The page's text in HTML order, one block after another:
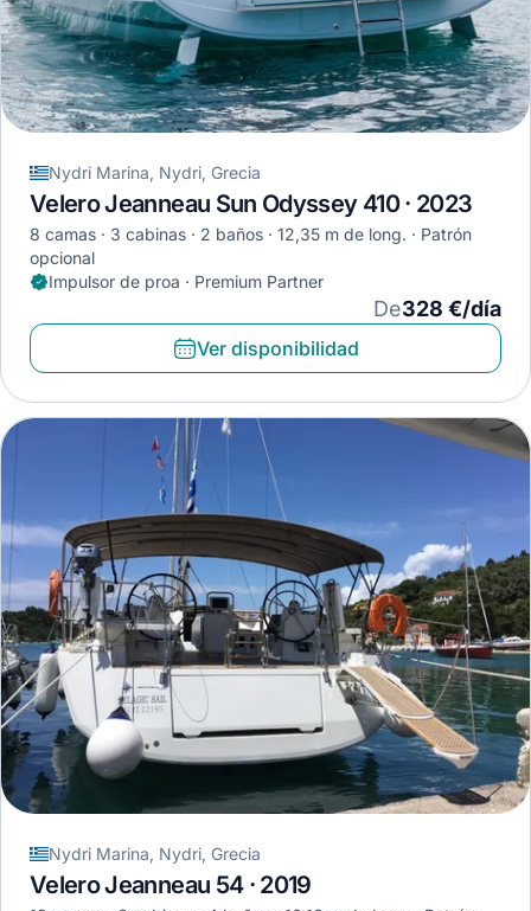
Nydri Marina, Nydri, Grecia
Velero Jeanneau Sun Odyssey 410 · 2023
8 camas 3 cabinas 2 baños 12,35 m de long.
Patrón
opcional
Impulsor de proa · Premium Partner
De328 €/día
Ver disponibilidad
Nydri Marina, Nydri, Grecia
Velero Jeanneau 54 · 2019